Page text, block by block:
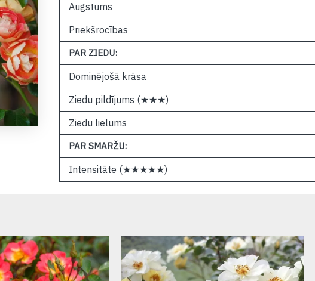
Augstums
Priekšrocības
PAR ZIEDU:
Dominējošā krāsa
Ziedu pildījums (★★★)
Ziedu lielums
PAR SMARŽU:
Intensitāte (★★★★★)